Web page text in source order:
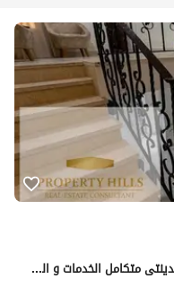
فيلا مستقله بكمبوند شركه اماراتيه أمام مدينتى متكامل الخدمات و المرافق و الكمبوند في اكاديميه مانشستر سيتي